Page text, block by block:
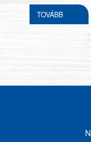
TOVÁBB